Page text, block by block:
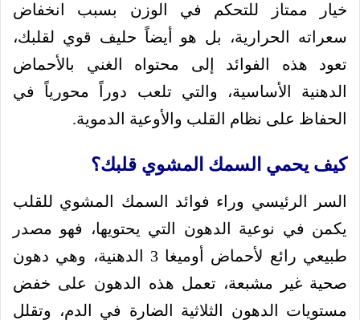
خيار ممتاز للتحكم في الوزن بسبب انخفاض
سعراته الحرارية، بل هو أيضاً حليف قوي لقلبك،
تعود هذه الفوائد إلى محتواه الغني بالأحماض
الدهنية الأساسية، والتي تلعب دوراً محورياً في
الحفاظ على نظام القلب والأوعية الدموية.
كيف يحمي السمك المشوي قلبك؟
السر الرئيسي وراء فوائد السمك المشوي للقلب
يكمن في نوعية الدهون التي يحتويها، فهو مصدر
طبيعي رائع لأحماض أوميغا 3 الدهنية، وهي دهون
صحية غير مشبعة، تعمل هذه الدهون على خفض
مستويات الدهون الثلاثية الضارة في الدم، وتقلل